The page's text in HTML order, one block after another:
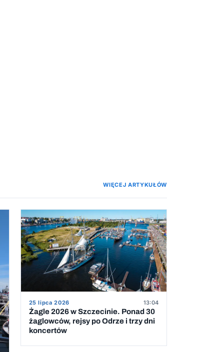
WIĘCEJ ARTYKUŁÓW
25 lipca 2026 13:04
Żagle 2026 w Szczecinie. Ponad 30
żaglowców, rejsy po Odrze i trzy dni
koncertów